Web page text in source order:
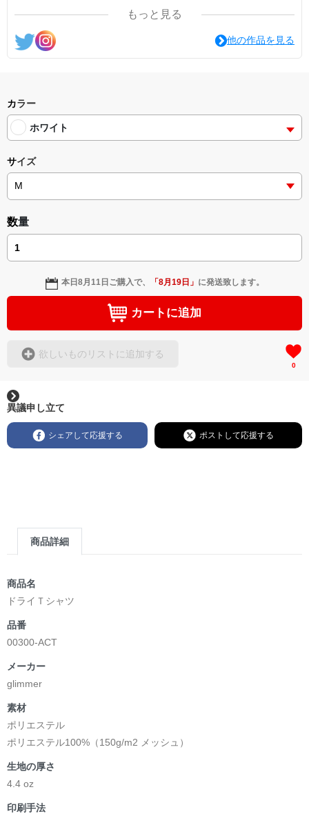
もっと見る
他の作品を見る
カラー
ホワイト
サイズ
数量
本日8月11日 ご購入で、 「8月19日 」 に発送致します。
カートに追加
欲しいものリストに追加する
0
異議申し立て
シェアして応援する ポストして応援する
商品詳細
商品名
ドライＴシャツ
品番
00300-ACT
メーカー
glimmer
素材
ポリエステル
ポリエステル100%（150g/m2 メッシュ）
生地の厚さ
4.4 oz
印刷手法